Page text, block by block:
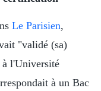
Le Parisien,
"validé (sa)
l'Université
à un Bac